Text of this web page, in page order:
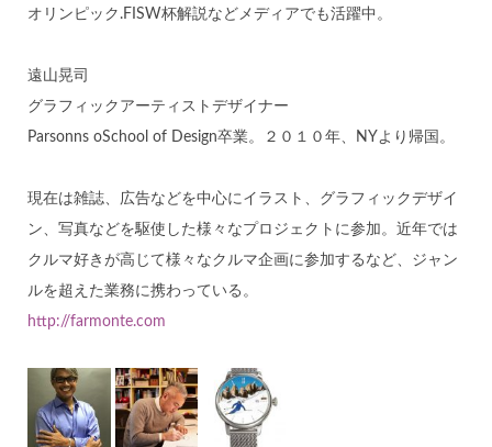
オリンピック.FISW杯解説などメディアでも活躍中。
遠山晃司
グラフィックアーティストデザイナー
Parsonns oSchool of Design卒業。２０１０年、NYより帰国。
現在は雑誌、広告などを中心にイラスト、グラフィックデザイ
ン、写真などを駆使した様々なプロジェクトに参加。近年では
クルマ好きが高じて様々なクルマ企画に参加するなど、ジャン
ルを超えた業務に携わっている。
http://farmonte.com